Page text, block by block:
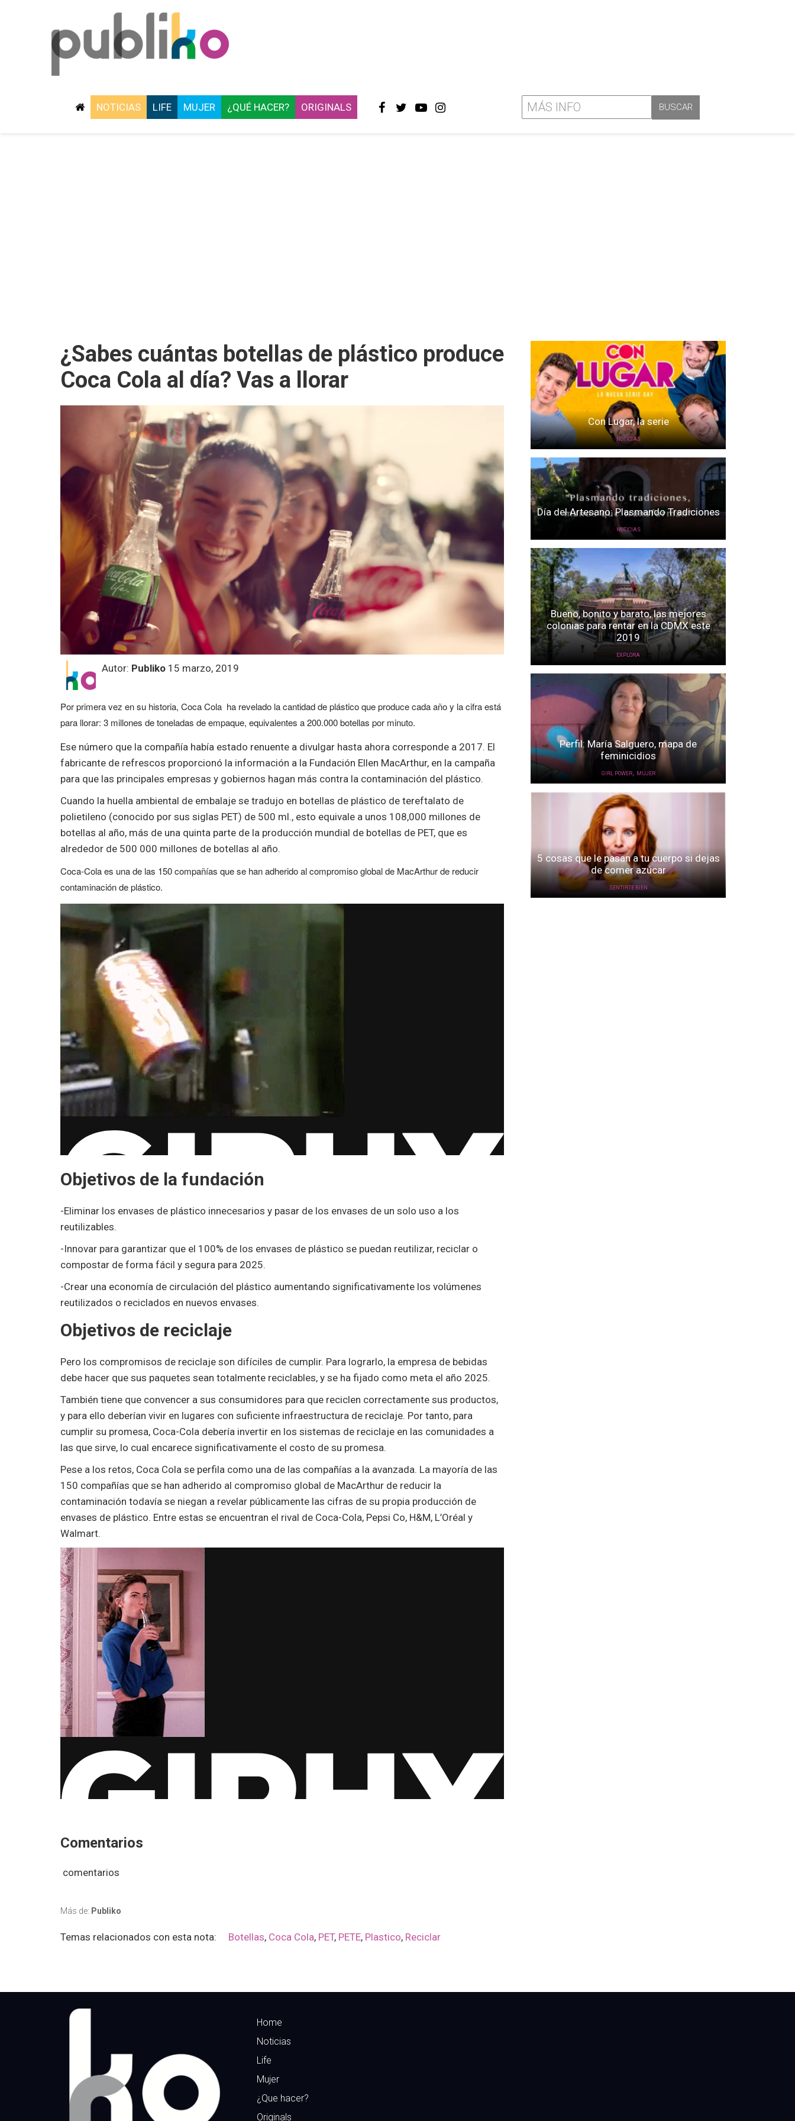
NOTICIAS LIFE MUJER ¿QUÉ HACER? ORIGINALS
¿Sabes cuántas botellas de plástico produce
Coca Cola al día? Vas a llorar
Autor: Publiko 15 marzo, 2019
Por primera vez en su historia, Coca Cola ha revelado la cantidad de plástico que produce cada año y la cifra está
para llorar: 3 millones de toneladas de empaque, equivalentes a 200.000 botellas por minuto.
Ese número que la compañía había estado renuente a divulgar hasta ahora corresponde a 2017. El
fabricante de refrescos proporcionó la información a la Fundación Ellen MacArthur, en la campaña
para que las principales empresas y gobiernos hagan más contra la contaminación del plástico.
Cuando la huella ambiental de embalaje se tradujo en botellas de plástico de tereftalato de
polietileno (conocido por sus siglas PET) de 500 ml., esto equivale a unos 108,000 millones de
botellas al año, más de una quinta parte de la producción mundial de botellas de PET, que es
alrededor de 500 000 millones de botellas al año.
Coca-Cola es una de las 150 compañías que se han adherido al compromiso global de MacArthur de reducir
contaminación de plástico.
Objetivos de la fundación
-Eliminar los envases de plástico innecesarios y pasar de los envases de un solo uso a los
reutilizables.
-Innovar para garantizar que el 100% de los envases de plástico se puedan reutilizar, reciclar o
compostar de forma fácil y segura para 2025.
-Crear una economía de circulación del plástico aumentando significativamente los volúmenes
reutilizados o reciclados en nuevos envases.
Objetivos de reciclaje
Pero los compromisos de reciclaje son difíciles de cumplir. Para lograrlo, la empresa de bebidas
debe hacer que sus paquetes sean totalmente reciclables, y se ha fijado como meta el año 2025.
También tiene que convencer a sus consumidores para que reciclen correctamente sus productos,
y para ello deberían vivir en lugares con suficiente infraestructura de reciclaje. Por tanto, para
cumplir su promesa, Coca-Cola debería invertir en los sistemas de reciclaje en las comunidades a
las que sirve, lo cual encarece significativamente el costo de su promesa.
Pese a los retos, Coca Cola se perfila como una de las compañías a la avanzada. La mayoría de las
150 compañías que se han adherido al compromiso global de MacArthur de reducir la
contaminación todavía se niegan a revelar públicamente las cifras de su propia producción de
envases de plástico. Entre estas se encuentran el rival de Coca-Cola, Pepsi Co, H&M, L’Oréal y
Walmart.
Comentarios
comentarios
Más de: Publiko
Temas relacionados con esta nota: Botellas, Coca Cola, PET, PETE, Plastico, Reciclar
Con Lugar, la serie
NOTICIAS
Día del Artesano: Plasmando Tradiciones
NOTICIAS
Bueno, bonito y barato, las mejores
colonias para rentar en la CDMX este
2019
EXPLORA
Perfil: María Salguero, mapa de
feminicidios
GIRL POWER, MUJER
5 cosas que le pasan a tu cuerpo si dejas
de comer azúcar
SENTIRTE BIEN
Home
Noticias
Life
Mujer
¿Que hacer?
Originals